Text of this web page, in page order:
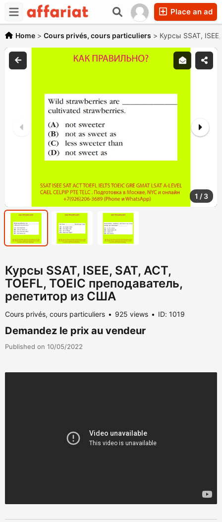
Place an ad
Home > Cours privés, cours particuliers > Курсы SSAT,
1 / 3
Курсы SSAT, ISEE, SAT, ACT,
TOEFL, TOEIC преподаватель,
репетитор из США
Cours privés, cours particuliers 925 views ID: 1019
Demandez le prix au vendeur
Published on 10/05/2022